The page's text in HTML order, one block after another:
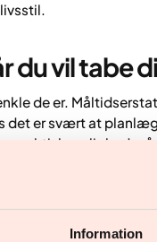
Information
du vil tabe
de er.
det er svært at
praktisk mulighed,
det nemmere at holde